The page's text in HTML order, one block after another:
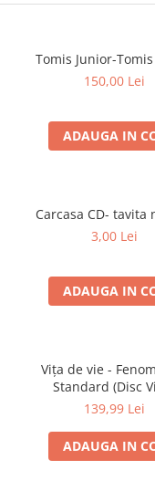
Tomis Junior-
150,00 Lei
ADAUGA IN
Carcasa CD- tavita
3,00 Lei
ADAUGA IN
Vița de vie -
Standard (Disc
139,99 Lei
ADAUGA IN